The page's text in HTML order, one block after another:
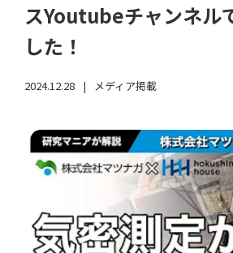
スYoutubeチャンネル
した！
2024.12.28 メディア掲載